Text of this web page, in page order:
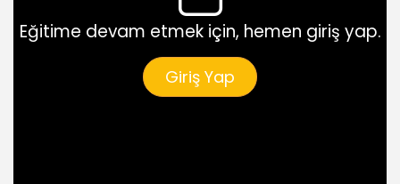
Eğitime devam etmek için, hemen giriş yap.
Giriş Yap